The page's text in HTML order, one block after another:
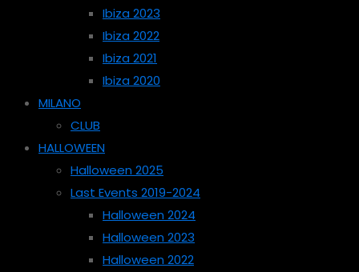
Ibiza 2023
Ibiza 2022
Ibiza 2021
Ibiza 2020
MILANO
CLUB
HALLOWEEN
Halloween 2025
Last Events 2019-2024
Halloween 2024
Halloween 2023
Halloween 2022